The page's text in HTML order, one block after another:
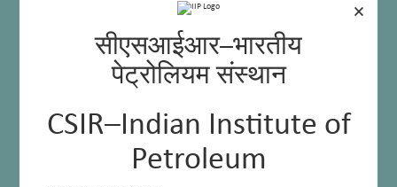
×
सीएसआईआर–भारतीय
पेट्रोलियम संस्थान
CSIR–Indian Institute of
Petroleum